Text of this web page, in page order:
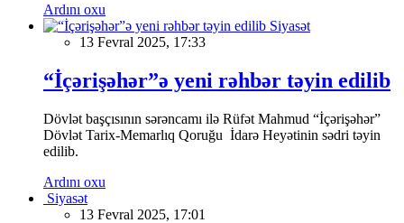
Ardını oxu
Siyasət
13 Fevral 2025, 17:33
“İçərişəhər”ə yeni rəhbər təyin edilib
Dövlət başçısının sərəncamı ilə Rüfət Mahmud “İçərişəhər”
Dövlət Tarix-Memarlıq Qoruğu İdarə Heyətinin sədri təyin
edilib.
Ardını oxu
Siyasət
13 Fevral 2025, 17:01